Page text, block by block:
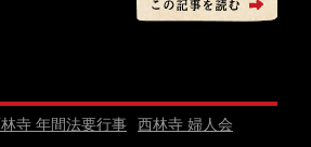
寺 年間法要行事 西林寺 婦人会